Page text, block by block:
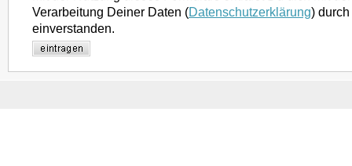
Verarbeitung Deiner Daten (Datenschutzerklärung)
einverstanden.